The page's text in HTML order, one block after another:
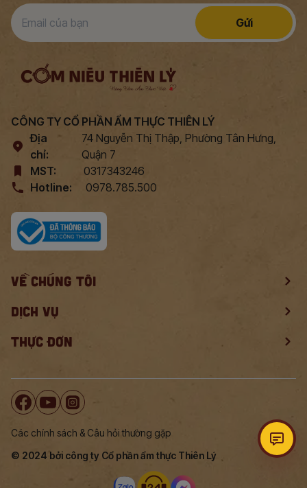
Gửi
CÔNG TY CỔ PHẦN ẨM THỰC THIÊN LÝ
Địa
chỉ:
74 Nguyễn Thị Thập, Phường Tân Hưng,
Quận 7
MST:
0317343246
Hotline:
0978.785.500
VỀ CHÚNG TÔI
DỊCH VỤ
THỰC ĐƠN
Các chính sách & Câu hỏi thường gặp
© 2024 bởi công ty Cổ phần ẩm thực Thiên Lý